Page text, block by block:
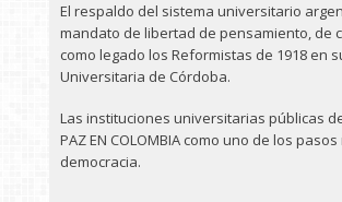
El respaldo del sistema universitario
mandato de libertad de pensamiento, de
como legado los Reformistas de 1918 en
Universitaria de Córdoba.
Las instituciones universitarias públicas
PAZ EN COLOMBIA como uno de los
democracia.